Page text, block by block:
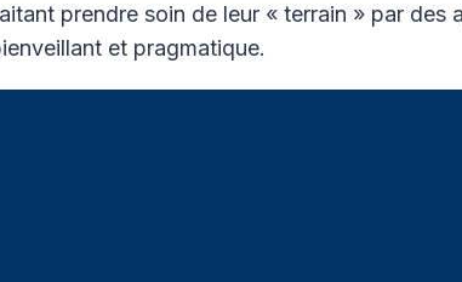
prendre soin de leur « terrain » par
et pragmatique.